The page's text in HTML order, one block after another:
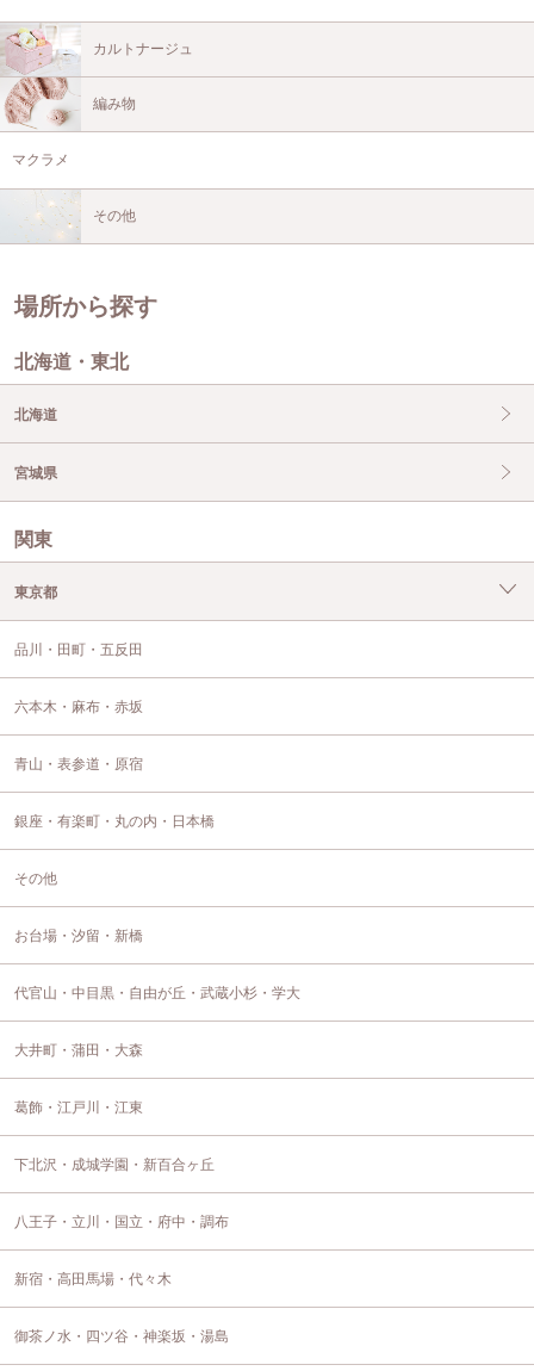
カルトナージュ
編み物
マクラメ
その他
場所から探す
北海道・東北
北海道
宮城県
関東
東京都
品川・田町・五反田
六本木・麻布・赤坂
青山・表参道・原宿
銀座・有楽町・丸の内・日本橋
その他
お台場・汐留・新橋
代官山・中目黒・自由が丘・武蔵小杉・学大
大井町・蒲田・大森
葛飾・江戸川・江東
下北沢・成城学園・新百合ヶ丘
八王子・立川・国立・府中・調布
新宿・高田馬場・代々木
御茶ノ水・四ツ谷・神楽坂・湯島